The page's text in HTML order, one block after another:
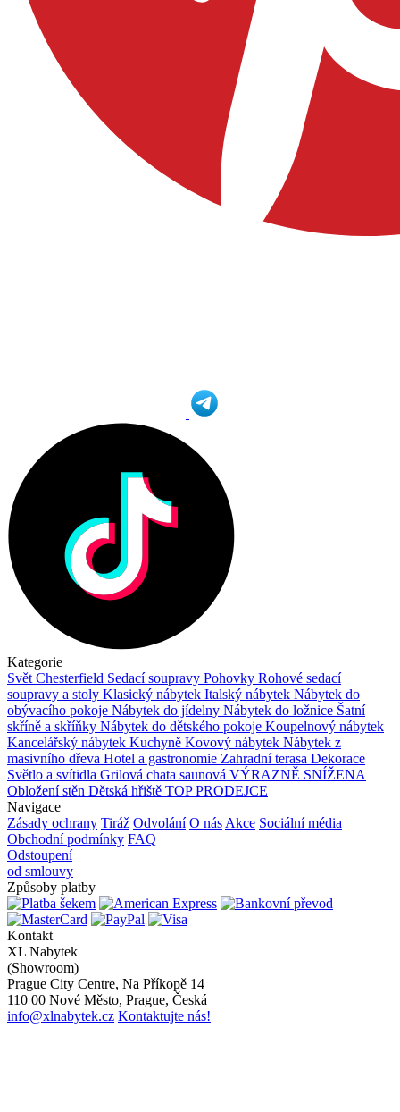
Kategorie
Svět Chesterfield Sedací soupravy Pohovky Rohové sedací
soupravy a stoly Klasický nábytek Italský nábytek Nábytek do
obývacího pokoje Nábytek do jídelny Nábytek do ložnice Šatní
skříně a skříňky Nábytek do dětského pokoje Koupelnový nábytek
Kancelářský nábytek Kuchyně Kovový nábytek Nábytek z
masivního dřeva Hotel a gastronomie Zahradní terasa Dekorace
Světlo a svítidla Grilová chata saunová VÝRAZNĚ SNÍŽENA
Obložení stěn Dětská hřiště TOP PRODEJCE
Navigace
Zásady ochrany Tiráž Odvolání O nás Akce Sociální média
Obchodní podmínky FAQ
Odstoupení
od smlouvy
Způsoby platby
Kontakt
XL Nabytek
(Showroom)
Prague City Centre, Na Příkopě 14
110 00 Nové Město, Prague, Česká
info@xlnabytek.cz Kontaktujte nás!